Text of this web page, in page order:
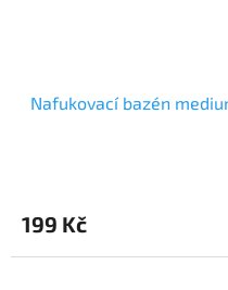
Nafukovací bazén
199 Kč